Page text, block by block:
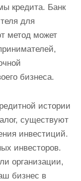
кредита. Банк
для
метод может
бизнеса.
истории
существуют
инвестиций.
инвесторов.
организации,
бизнес в